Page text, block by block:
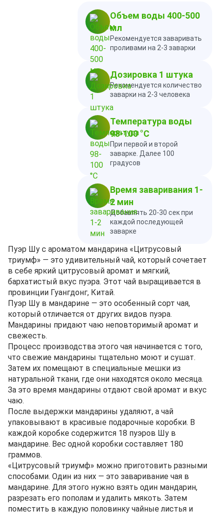
Объем воды 400-500
мл
Рекомендуется заваривать
проливами на 2-3 заварки
Дозировка 1 штука
Рекомендуется количество
заварки на 2-3 человека
Температура воды
98-100 °C
При первой и второй
заварке. Далее 100
градусов
Время заваривания 1-
2 мин
Добавлять 20-30 сек при
каждой последующей
заварке
Пуэр Шу с ароматом мандарина «Цитрусовый
триумф» — это удивительный чай, который сочетает
в себе яркий цитрусовый аромат и мягкий,
бархатистый вкус пуэра. Этот чай выращивается в
провинции Гуангдонг, Китай.
Пуэр Шу в мандарине — это особенный сорт чая,
который отличается от других видов пуэра.
Мандарины придают чаю неповторимый аромат и
свежесть.
Процесс производства этого чая начинается с того,
что свежие мандарины тщательно моют и сушат.
Затем их помещают в специальные мешки из
натуральной ткани, где они находятся около месяца.
За это время мандарины отдают свой аромат и вкус
чаю.
После выдержки мандарины удаляют, а чай
упаковывают в красивые подарочные коробки. В
каждой коробке содержится 18 пуэров Шу в
мандарине. Вес одной коробки составляет 180
граммов.
«Цитрусовый триумф» можно приготовить разными
способами. Один из них — это заваривание чая в
мандарине. Для этого нужно взять один мандарин,
разрезать его пополам и удалить мякоть. Затем
поместить в каждую половинку чайные листья и